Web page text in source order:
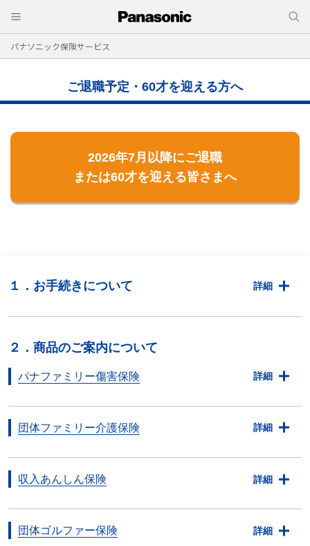
パナソニック保険サービス
ご退職予定・60才を迎える方へ
2026年7月以降にご退職
または60才を迎える皆さまへ
１．お手続きについて 詳細
２．商品のご案内について
パナファミリー傷害保険 詳細
団体ファミリー介護保険 詳細
収入あんしん保険 詳細
団体ゴルファー保険 詳細